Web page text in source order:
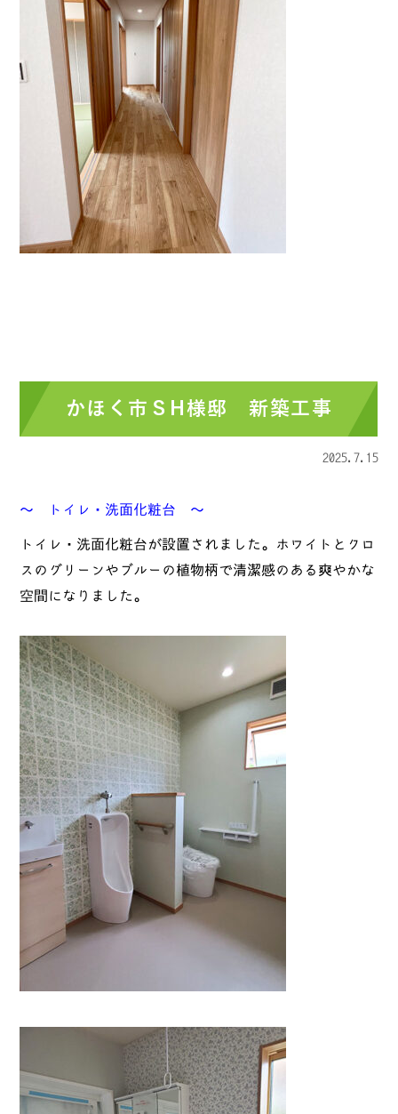
かほく市ＳH様邸 新築工事
2025.7.15
～ トイレ・洗面化粧台 ～
トイレ・洗面化粧台が設置されました。ホワイトとクロ
スのグリーンやブルーの植物柄で清潔感のある爽やかな
空間になりました。